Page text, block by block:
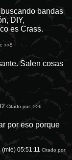
bandas
DIY,
es Crass.
>>5
Salen cosas
Citado por:>>6
por eso porque
(mié) 05:51:11 Citado por: